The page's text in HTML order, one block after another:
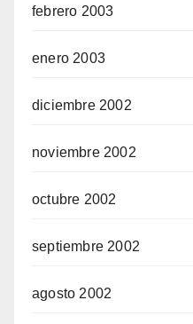
febrero 2003
enero 2003
diciembre 2002
noviembre 2002
octubre 2002
septiembre 2002
agosto 2002